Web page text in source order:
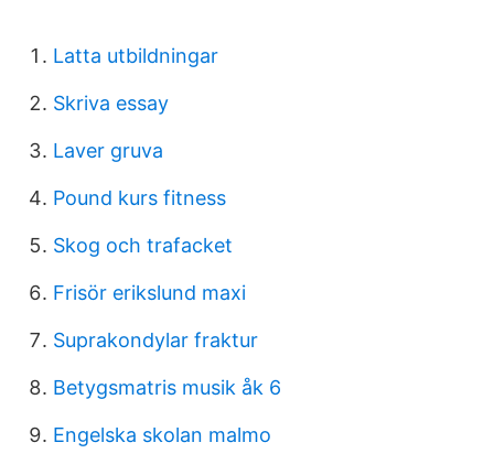
Latta utbildningar
Skriva essay
Laver gruva
Pound kurs fitness
Skog och trafacket
Frisör erikslund maxi
Suprakondylar fraktur
Betygsmatris musik åk 6
Engelska skolan malmo